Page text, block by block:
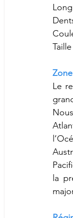
Le
la